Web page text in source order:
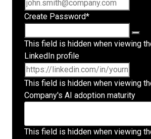
Create Password*
This field is hidden when viewing
LinkedIn profile
This field is hidden when viewing
Company's AI adoption maturity
This field is hidden when viewing